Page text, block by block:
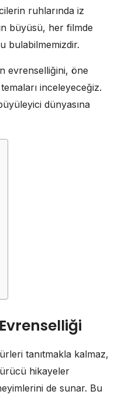
ruhlarında iz
büyüsü, her filmde
bulabilmemizdir.
evrenselliğini, öne
inceleyeceğiz.
dünyasına
tanıtmakla kalmaz,
hikayeler
de sunar. Bu